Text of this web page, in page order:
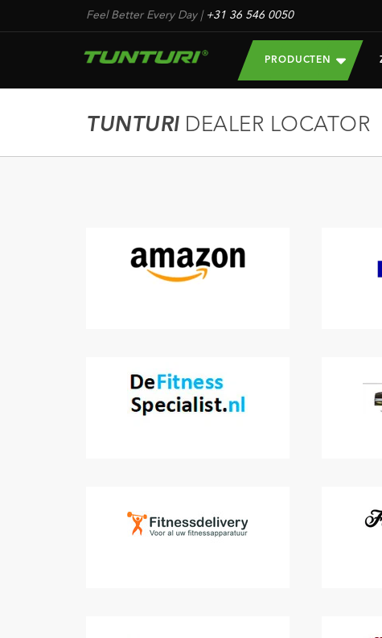
Feel Better Every Day| +31 36 546 0050
PRODUCTEN
TUNTURIDEALER LOCATOR